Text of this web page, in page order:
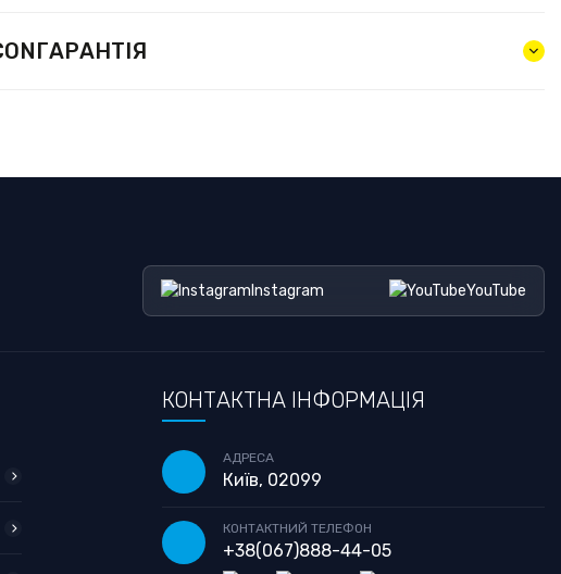
ГАРАНТІЯ
Instagram YouTube
КОНТАКТНА ІНФОРМАЦІЯ
АДРЕСА
Київ, 02099
КОНТАКТНИЙ ТЕЛЕФОН
+38(067)888-44-05